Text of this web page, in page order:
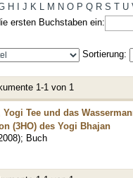
H J K L M N O P Q R S T U
ersten Buchstaben ein:
Sortierung:
1-1 von 1
Tee und das
(3HO) des Yogi Bhajan
); Buch